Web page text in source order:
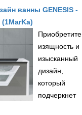
ванны GENESIS -
(1MarKa)
Приобретите
изящность и
изысканный
дизайн,
который
подчеркнет